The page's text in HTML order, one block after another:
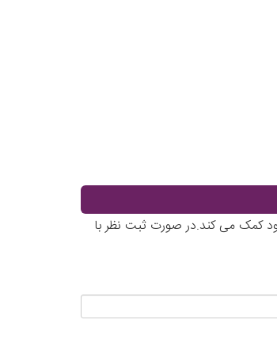
کمک می کند.در صورت ثبت نظر با